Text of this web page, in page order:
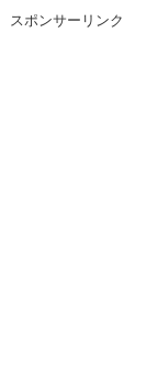
スポンサーリンク